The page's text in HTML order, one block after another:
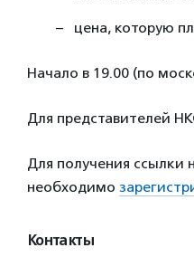
цена, которую
Начало в 19.00 (по
Для представителей
Для получения ссылки
необходимо
Контакты